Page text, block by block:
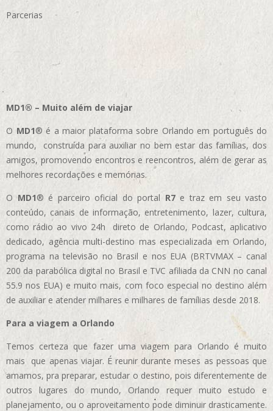
Parcerias
MD1® – Muito além de viajar
O MD1® é a maior plataforma sobre Orlando em português do
mundo, construída para auxiliar no bem estar das famílias, dos
amigos, promovendo encontros e reencontros, além de gerar as
melhores recordações e memórias.
OMD1® é parceiro oficial do portal R7e traz em seu vasto
conteúdo, canais de informação, entretenimento, lazer, cultura,
como rádio ao vivo 24h direto de Orlando, Podcast, aplicativo
dedicado, agência multi-destino mas especializada em Orlando,
programa na televisão no Brasil e nos EUA (BRTVMAX – canal
200 da parabólica digital no Brasil e TVC afiliada da CNN no canal
55.9 nos EUA) e muito mais, com foco especial no destino além
de auxiliar e atender milhares e milhares de famílias desde 2018.
Para a viagem a Orlando
Temos certeza que fazer uma viagem para Orlando é muito
mais que apenas viajar. É reunir durante meses as pessoas que
amamos, pra preparar, estudar o destino, pois diferentemente de
outros lugares do mundo, Orlando requer muito estudo e
planejamento, ou o aproveitamento pode diminuir drasticamente.